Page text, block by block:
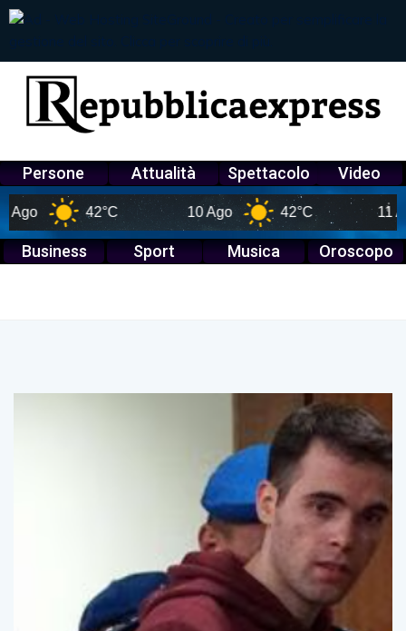
Persone Attualità Spettacolo Video
42°C 10 Ago 42°C 11 Ago
Business Sport Musica Oroscopo